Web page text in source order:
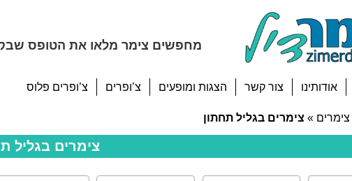
מחפשים צימר מלאו את הטופס
אודותינו צור קשר הצגות ומופעים צ’ופרים צ’ופרים פלוס
צימרים » צימרים בגליל תחתון
צימרים בגליל